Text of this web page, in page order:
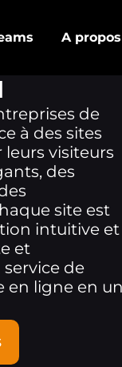
A propos
de
à des sites
visiteurs
des
site est
intuitive et
et
de
en ligne en un